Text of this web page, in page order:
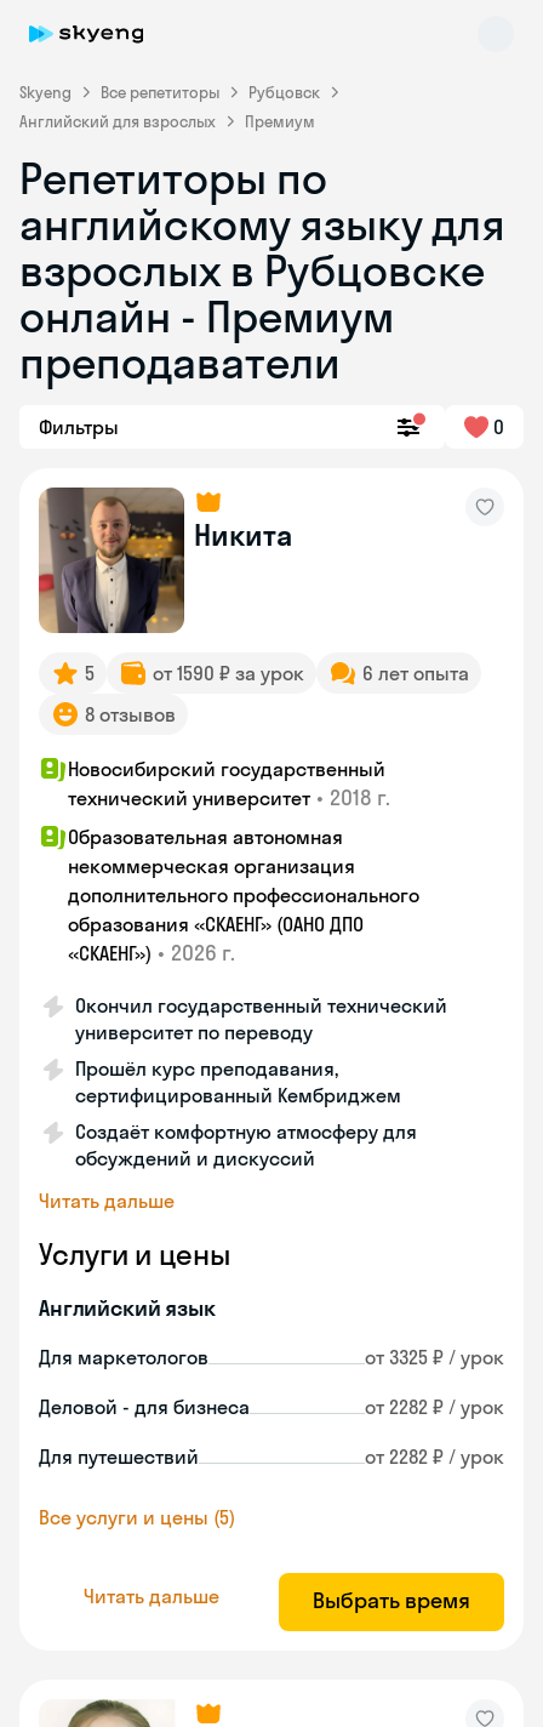
Skyeng Все репетиторы
Рубцовск
Английский для взрослых
Премиум
Репетиторы по
английскому языку для
взрослых в Рубцовске
онлайн - Премиум
преподаватели
Фильтры 0
Никита
5 от 1590 ₽ за урок
6 лет опыта
8 отзывов
Новосибирский государственный
технический университет • 2018 г.
Образовательная автономная
некоммерческая организация
дополнительного профессионального
образования «СКАЕНГ» (ОАНО ДПО
«СКАЕНГ») • 2026 г.
Окончил государственный технический
университет по переводу
Прошёл курс преподавания,
сертифицированный Кембриджем
Создаёт комфортную атмосферу для
обсуждений и дискуссий
Читать дальше
Услуги и цены
Английский язык
Для маркетологов от 3325 ₽ / урок
Деловой - для бизнеса от 2282 ₽ / урок
Для путешествий от 2282 ₽ / урок
Все услуги и цены (5)
Читать дальше Выбрать время
Skyeng Chat